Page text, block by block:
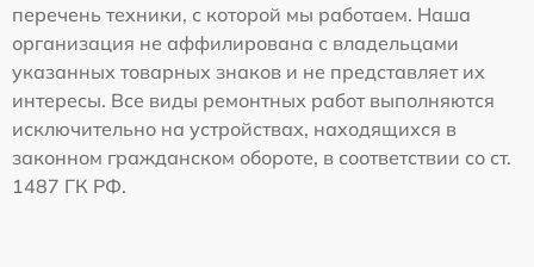
перечень техники, с которой мы работаем. Наша
организация не аффилирована с владельцами
указанных товарных знаков и не представляет их
интересы. Все виды ремонтных работ выполняются
исключительно на устройствах, находящихся в
законном гражданском обороте, в соответствии со ст.
1487 ГК РФ.